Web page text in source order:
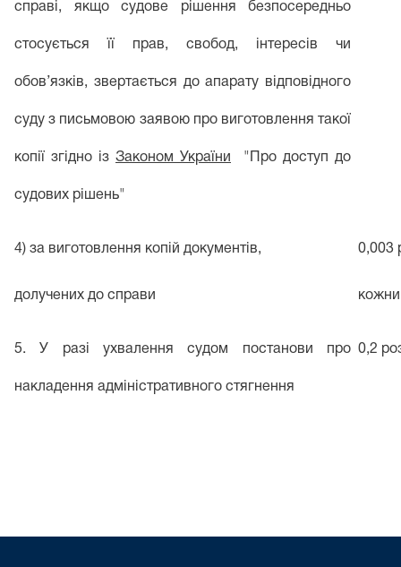
справі, якщо судове рішення безпосередньо
стосується її прав, свобод, інтересів чи
обов’язків, звертається до апарату відповідного
суду з письмовою заявою про виготовлення такої
копії згідно із Законом України "Про доступ до
судових рішень"
4) за виготовлення копій документів,
долучених до справи
0,003
5. У разі ухвалення судом постанови про
накладення адміністративного стягнення
0,2